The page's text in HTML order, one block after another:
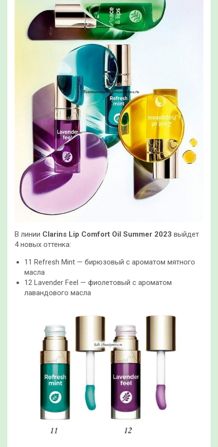
В линии Clarins Lip Comfort Oil Summer 2023 выйдет
4 новых оттенка:
11 Refresh Mint — бирюзовый с ароматом мятного
масла
12 Lavender Feel — фиолетовый с ароматом
лавандового масла